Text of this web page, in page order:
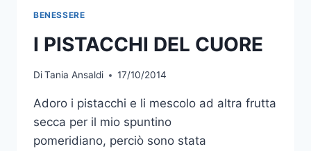
BENESSERE
I PISTACCHI DEL CUORE
DiTania Ansaldi 17/10/2014
Adoro i pistacchi e li mescolo ad altra frutta
secca per il mio spuntino
pomeridiano, perciò sono stata